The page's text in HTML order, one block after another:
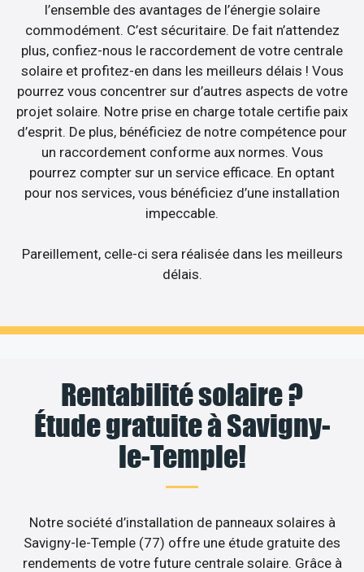
l’ensemble des avantages de l’énergie solaire
commodément. C’est sécuritaire. De fait n’attendez
plus, confiez-nous le raccordement de votre centrale
solaire et profitez-en dans les meilleurs délais ! Vous
pourrez vous concentrer sur d’autres aspects de votre
projet solaire. Notre prise en charge totale certifie paix
d’esprit. De plus, bénéficiez de notre compétence pour
un raccordement conforme aux normes. Vous
pourrez compter sur un service efficace. En optant
pour nos services, vous bénéficiez d’une installation
impeccable.
Pareillement, celle-ci sera réalisée dans les meilleurs
délais.
Rentabilité solaire ?
Étude gratuite à Savigny-
le-Temple!
Notre société d’installation de panneaux solaires à
Savigny-le-Temple (77) offre une étude gratuite des
rendements de votre future centrale solaire. Grâce à